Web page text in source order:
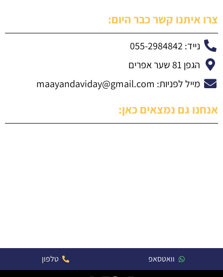
צרו איתנו קשר כבר היום:
נייד: 055-2984842
הגפן 81 שער אפרים
מייל לפניות: maayandaviday@gmail.com
אנחנו גם נמצאים כאן:
וואטסאפ טלפון